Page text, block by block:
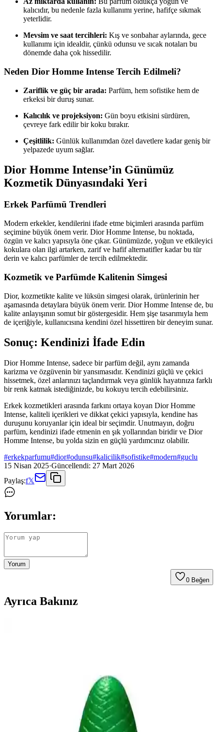
kalıcıdır, bu nedenle fazla kullanımı yerine, hafifçe sıkmak
yeterlidir.
Mevsim ve saat tercihleri: Kış ve sonbahar aylarında, gece
kullanımı için idealdir, çünkü odunsu ve sıcak notaları bu
dönemde daha çok hissedilir.
Neden Dior Homme Intense Tercih Edilmeli?
Zariflik ve güç bir arada: Parfüm, hem sofistike hem de
erkeksi bir duruş sunar.
Kalıcılık ve projeksiyon: Gün boyu etkisini sürdüren,
çevreye fark edilir bir koku bırakır.
Çeşitlilik: Günlük kullanımdan özel davetlere kadar geniş bir
yelpazede uyum sağlar.
Dior Homme Intense’in Günümüz
Kozmetik Dünyasındaki Yeri
Erkek Parfümü Trendleri
Modern erkekler, kendilerini ifade etme biçimleri arasında parfüm
seçimine büyük önem verir. Dior Homme Intense, bu noktada,
özgün ve kalıcı yapısıyla öne çıkar. Günümüzde, yoğun ve etkileyici
kokulara olan ilgi artarken, zarif ve hafif alternatifler kadar bu tür
derin ve kalıcı parfümler de tercih edilmektedir.
Kozmetik ve Parfümde Kalitenin Simgesi
Dior, kozmetikte kalite ve lüksün simgesi olarak, ürünlerinin her
aşamasında detaylara büyük önem verir. Dior Homme Intense de, bu
kalite anlayışının somut bir göstergesidir. Hem şişe tasarımıyla hem
de içeriğiyle, kullanıcısına kendini özel hissettiren bir deneyim sunar.
Sonuç: Kendinizi İfade Edin
Dior Homme Intense, sadece bir parfüm değil, aynı zamanda
karizma ve özgüvenin bir yansımasıdır. Kendinizi güçlü ve çekici
hissetmek, özel anlarınızı taçlandırmak veya günlük hayatınıza farklı
bir renk katmak istediğinizde, bu kokuyu tercih edebilirsiniz.
Erkek kozmetikleri arasında farkını ortaya koyan Dior Homme
Intense, kaliteli içerikleri ve dikkat çekici yapısıyla, kendine has
duruşunu koruyanlar için ideal bir seçimdir. Unutmayın, doğru
parfüm, kendinizi ifade etmenin en şık yollarından biridir ve Dior
Homme Intense, bu yolda sizin en güçlü yardımcınız olabilir.
#erkekparfumu#dior#odunsu#kalicilik#sofistike#modern#guclu
15 Nisan 2025·Güncellendi: 27 Mart 2026
Paylaş:f𝕏
Yorumlar:
Yorum
0 Beğen
Ayrıca Bakınız
erkeklerin tarzını tamamlayan çok yönlü bir koku seçeneği sunar.
Erkek Parfümlerinde Güç ve Çekiciliği Yansıtan
Doğru Parfüm Seçimi Rehberi
Erkek parfümlerinde güç ve çekiciliği yansıtan odunsu ve baharatlı